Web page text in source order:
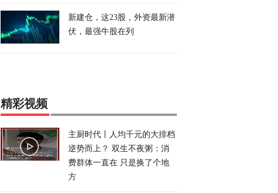
新建仓，这23股，外资最新潜
伏，最强牛股在列
精彩视频
主厨时代丨人均千元的大排档
逆势而上？ 双生不夜粥：消
费群体一直在 只是换了个地
方